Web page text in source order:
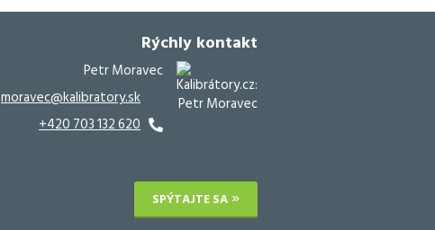
Rýchly kontakt
Petr Moravec
moravec@kalibratory.sk
+420 703 132 620
SPÝTAJTE SA